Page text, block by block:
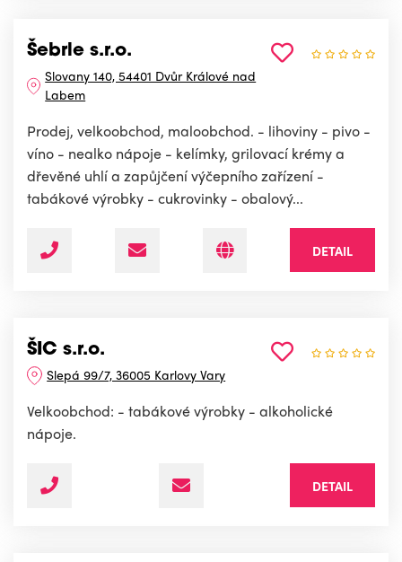
Šebrle s.r.o.
Slovany 140, 54401 Dvůr Králové nad
Labem
Prodej, velkoobchod, maloobchod. - lihoviny - pivo -
víno - nealko nápoje - kelímky, grilovací krémy a
dřevěné uhlí a zapůjčení výčepního zařízení -
tabákové výrobky - cukrovinky - obalový...
DETAIL
ŠIC s.r.o.
Slepá 99/7, 36005 Karlovy Vary
Velkoobchod: - tabákové výrobky - alkoholické
nápoje.
DETAIL